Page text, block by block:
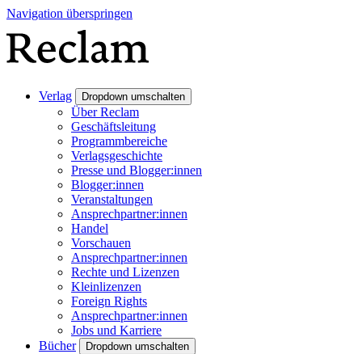
Navigation überspringen
Verlag Dropdown umschalten
Über Reclam
Geschäftsleitung
Programmbereiche
Verlagsgeschichte
Presse und Blogger:innen
Blogger:innen
Veranstaltungen
Ansprechpartner:innen
Handel
Vorschauen
Ansprechpartner:innen
Rechte und Lizenzen
Kleinlizenzen
Foreign Rights
Ansprechpartner:innen
Jobs und Karriere
Bücher
Dropdown umschalten